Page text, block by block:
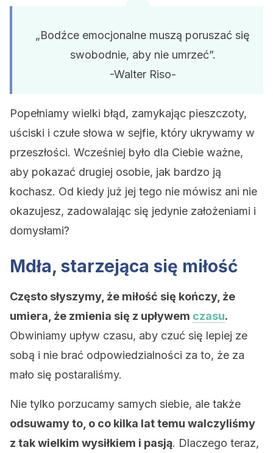
„Bodźce emocjonalne muszą poruszać się
swobodnie, aby nie umrzeć”.
-Walter Riso-
Popełniamy wielki błąd, zamykając pieszczoty,
uściski i czułe słowa w sejfie, który ukrywamy w
przeszłości. Wcześniej było dla Ciebie ważne,
aby pokazać drugiej osobie, jak bardzo ją
kochasz. Od kiedy już jej tego nie mówisz ani nie
okazujesz, zadowalając się jedynie założeniami i
domysłami?
Mdła, starzejąca się miłość
Często słyszymy, że miłość się kończy, że
umiera, że zmienia się z upływem czasu.
Obwiniamy upływ czasu, aby czuć się lepiej ze
sobą i nie brać odpowiedzialności za to, że za
mało się postaraliśmy.
Nie tylko porzucamy samych siebie, ale także
odsuwamy to, o co kilka lat temu walczyliśmy
z tak wielkim wysiłkiem i pasją. Dlaczego teraz,